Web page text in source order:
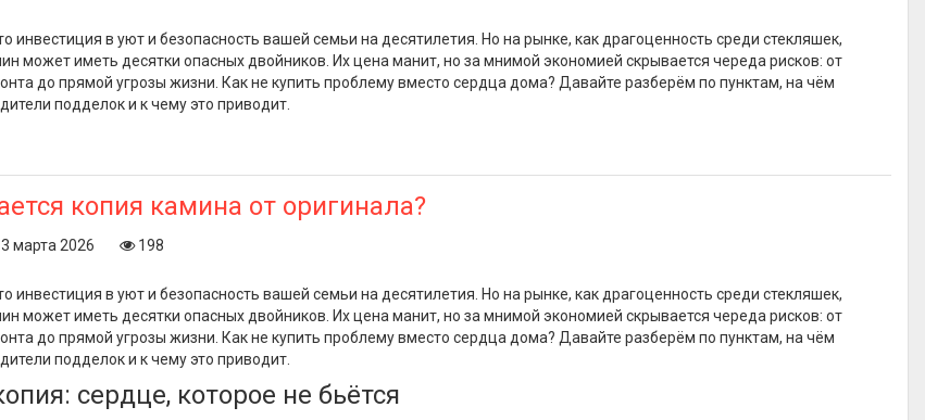
инвестиция в уют и безопасность вашей семьи на десятилетия. Но на рынке, как драгоценность среди стекляшек,
может иметь десятки опасных двойников. Их цена манит, но за мнимой экономией скрывается череда рисков: от
до прямой угрозы жизни. Как не купить проблему вместо сердца дома? Давайте разберём по пунктам, на чём
подделок и к чему это приводит.
копия камина от оригинала?
3 марта 2026 198
инвестиция в уют и безопасность вашей семьи на десятилетия. Но на рынке, как драгоценность среди стекляшек,
может иметь десятки опасных двойников. Их цена манит, но за мнимой экономией скрывается череда рисков: от
до прямой угрозы жизни. Как не купить проблему вместо сердца дома? Давайте разберём по пунктам, на чём
подделок и к чему это приводит.
сердце, которое не бьётся